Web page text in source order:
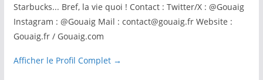
Starbucks... Bref, la vie quoi ! Contact : Twitter/X : @Gouaig
Instagram : @Gouaig Mail : contact@gouaig.fr Website :
Gouaig.fr / Gouaig.com
Afficher le Profil Complet →